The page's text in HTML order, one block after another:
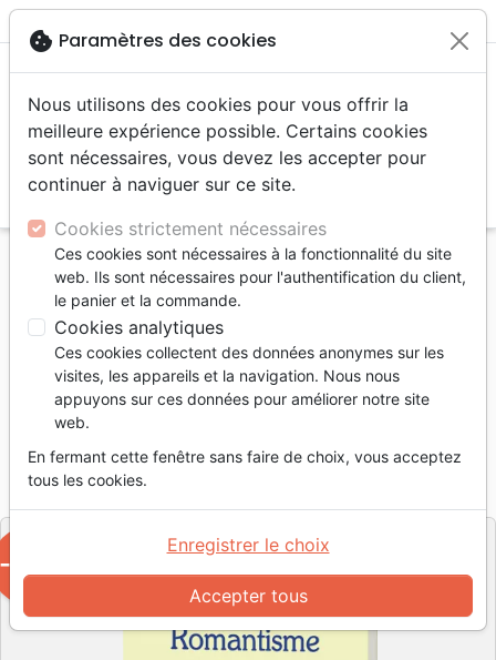
menu
Accueil Livres Événements actuels
Société
Retour du romantisme (Le) - Regards sur le monde
contemporain
Le retour du romantisme
Regards sur le monde contemporain
Auteur :
RéférenceSCR2009 EAN9782826020097
Scripsi
cookie Paramètres des cookies
Nous utilisons des cookies pour vous offrir la
meilleure expérience possible. Certains cookies
sont nécessaires, vous devez les accepter pour
continuer à naviguer sur ce site.
Cookies strictement nécessaires
Ces cookies sont nécessaires à la fonctionnalité du site
web. Ils sont nécessaires pour l'authentification du client,
le panier et la commande.
Cookies analytiques
Ces cookies collectent des données anonymes sur les
visites, les appareils et la navigation. Nous nous
appuyons sur ces données pour améliorer notre site
web.
En fermant cette fenêtre sans faire de choix, vous acceptez
tous les cookies.
Accepter tous
Enregistrer le choix